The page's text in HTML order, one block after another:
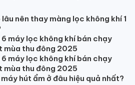
dàn nóng (kg)
hơi) (mm)
lâu nên thay màng lọc không khí 1
6 máy lọc không khí bán chạy
mùa thu đông 2025
6 máy lọc không khí bán chạy
mùa thu đông 2025
hút ẩm ở đâu hiệu quả nhất?